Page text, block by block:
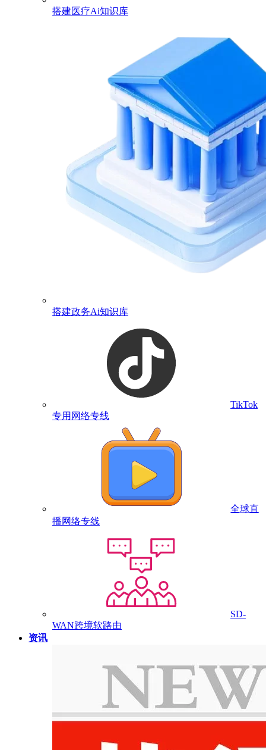
搭建医疗Ai知识库
搭建政务Ai知识库
TikTok
专用网络专线
全球直
播网络专线
SD-
WAN跨境软路由
资讯